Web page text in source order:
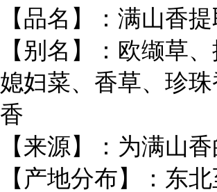
【品名】：满山香
【别名】：欧缬草、
媳妇菜、香草、珍
香
【来源】：为满山香
【产地分布】：东